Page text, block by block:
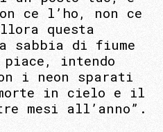
ce l’ho, non ce
questa
sabbia di fiume
intendo
i neon sparati
in cielo e il
mesi all’anno”.